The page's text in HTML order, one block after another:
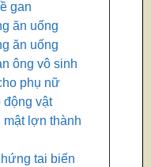
gan
ăn uống
ăn uống
ông vô sinh
phụ nữ
động vật
mật lợn thành
tai biến